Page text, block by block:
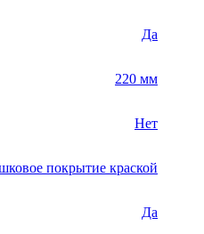
Да
220 мм
Нет
покрытие краской
Да